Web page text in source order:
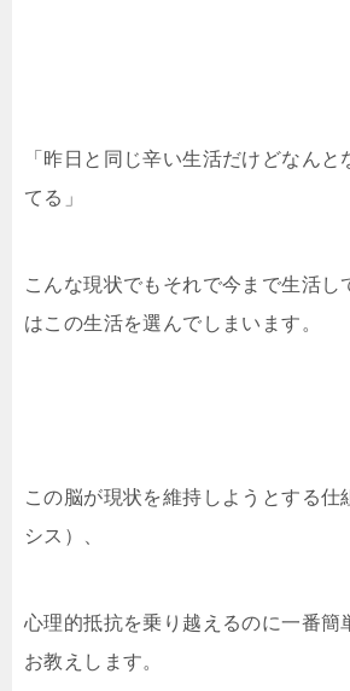
「昨日と同じ辛い生活だけどなん
てる」
こんな現状でもそれで今まで生活し
はこの生活を選んでしまいます。
この脳が現状を維持しようとする仕
シス）、
心理的抵抗を乗り越えるのに一番簡
お教えします。